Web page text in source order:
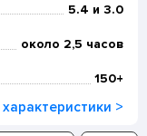
5.4 и 3.0
около 2,5 часов
150+
>